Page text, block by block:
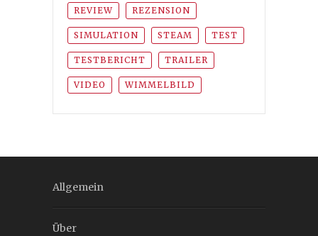
REVIEW REZENSION
SIMULATION STEAM TEST
TESTBERICHT TRAILER
VIDEO WIMMELBILD
Allgemein
Über